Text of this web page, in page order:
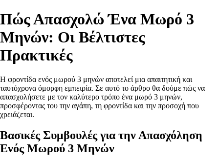
Πώς Απασχολώ Ένα Μωρό 3
Μηνών: Οι Βέλτιστες
Πρακτικές
Η φροντίδα ενός μωρού 3 μηνών αποτελεί μια απαιτητική και
ταυτόχρονα όμορφη εμπειρία. Σε αυτό το άρθρο θα δούμε πώς να
απασχολήσετε με τον καλύτερο τρόπο ένα μωρό 3 μηνών,
προσφέροντας του την αγάπη, τη φροντίδα και την προσοχή που
χρειάζεται.
Βασικές Συμβουλές για την Απασχόληση
Ενός Μωρού 3 Μηνών